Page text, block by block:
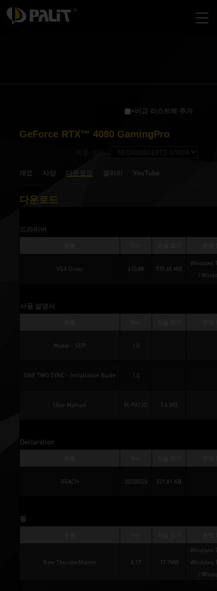
+비교 리스트에 추가
GeForce RTX™ 4080 GamingPro
개요 사양 다운로드 갤러리 YouTube
다운로드
드라이버
VGA Driver 610.88 979.65 MB
Windows
/
사용 설명서
Maker - SOP 1.0
ONE TWO SYNC - Installation Guide 1.0
User Manual M-PA13D 7.4 MB
Declaration
REACH 20250226 521.81 KB
툴
New ThunderMaster 4.17 17.7MB
Windows
Windows
/